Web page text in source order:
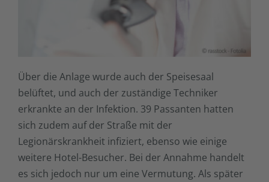
Über die Anlage wurde auch der Speisesaal
belüftet, und auch der zuständige Techniker
erkrankte an der Infektion. 39 Passanten hatten
sich zudem auf der Straße mit der
Legionärskrankheit infiziert, ebenso wie einige
weitere Hotel-Besucher. Bei der Annahme handelt
es sich jedoch nur um eine Vermutung. Als später